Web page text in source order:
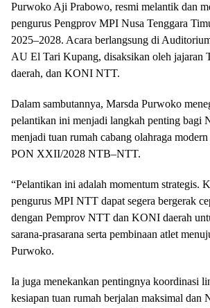
Purwoko Aji Prabowo, resmi melantik dan
pengurus Pengprov MPI Nusa Tenggara
2025–2028. Acara berlangsung di
AU El Tari Kupang, disaksikan oleh jajaran
daerah, dan KONI NTT.
Dalam sambutannya, Marsda Purwoko
pelantikan ini menjadi langkah penting bagi
menjadi tuan rumah cabang olahraga
PON XXII/2028 NTB–NTT.
“Pelantikan ini adalah momentum strategis.
pengurus MPI NTT dapat segera bergerak
dengan Pemprov NTT dan KONI daerah
sarana-prasarana serta pembinaan atlet
Purwoko.
Ia juga menekankan pentingnya koordinasi
kesiapan tuan rumah berjalan maksimal dan